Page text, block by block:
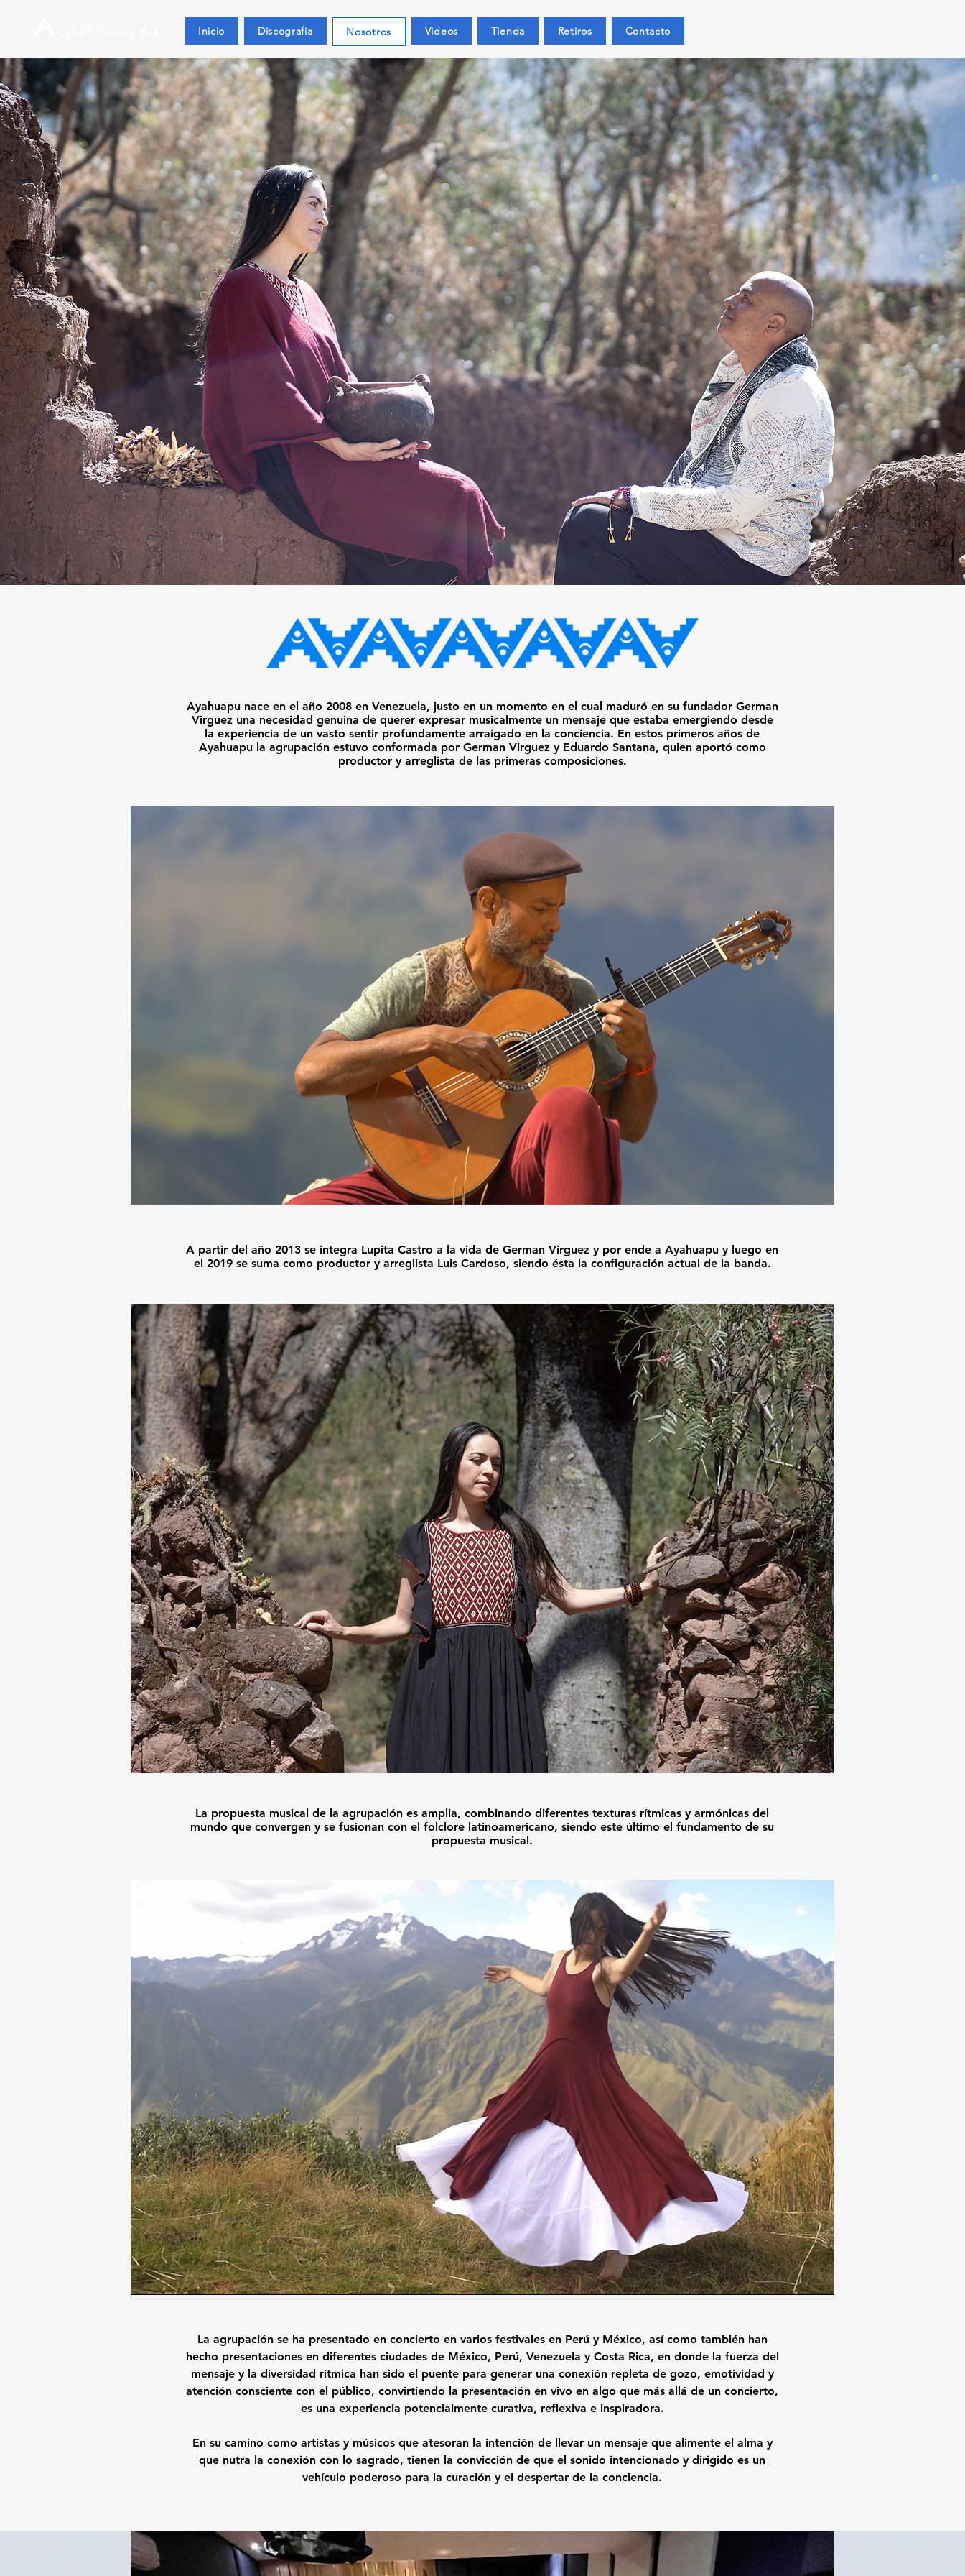
Inicio Discografia Nosotros Videos Tienda Retiros Contacto
Ayahuapu nace en el año 2008 en Venezuela, justo en un momento en el cual maduró en su fundador German
Virguez una necesidad genuina de querer expresar musicalmente un mensaje que estaba emergiendo desde
la experiencia de un vasto sentir profundamente arraigado en la conciencia. En estos primeros años de
Ayahuapu la agrupación estuvo conformada por German Virguez y Eduardo Santana, quien aportó como
productor y arreglista de las primeras composiciones.
Visita la Tienda para Comprar Albums
A partir del año 2013 se integra Lupita Castro a la vida de German Virguez y por ende a Ayahuapu y luego en
el 2019 se suma como productor y arreglista Luis Cardoso, siendo ésta la configuración actual de la banda.​
​La propuesta musical de la agrupación es amplia, combinando diferentes texturas rítmicas y armónicas del
mundo que convergen y se fusionan con el folclore latinoamericano, siendo este último el fundamento de su
propuesta musical.
La agrupación se ha presentado en concierto en varios festivales en Perú y México, así como también han
hecho presentaciones en diferentes ciudades de México, Perú, Venezuela y Costa Rica, en donde la fuerza del
mensaje y la diversidad rítmica han sido el puente para generar una conexión repleta de gozo, emotividad y
atención consciente con el público, convirtiendo la presentación en vivo en algo que más allá de un concierto,
es una experiencia potencialmente curativa, reflexiva e inspiradora.​
En su camino como artistas y músicos que atesoran la intención de llevar un mensaje que alimente el alma y
que nutra la conexión con lo sagrado, tienen la convicción de que el sonido intencionado y dirigido es un
vehículo poderoso para la curación y el despertar de la conciencia.